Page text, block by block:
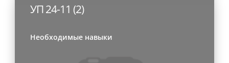
УП 24-11 (2)
Необходимые навыки